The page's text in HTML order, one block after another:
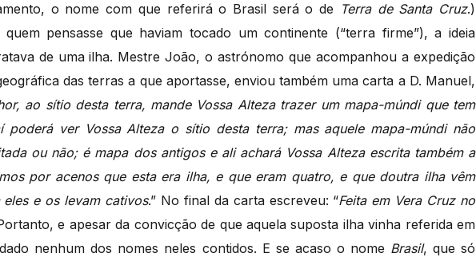
o nome com que referirá o Brasil será o de
Terra de Santa Cruz.)
pensasse que haviam tocado um continente (“terra firme”), a ideia
de uma ilha. Mestre João, o astrónomo que acompanhou a expedição
das terras a que aportasse, enviou também uma carta a D. Manuel,
ao sítio desta terra, mande Vossa Alteza trazer um mapa-múndi que tem
poderá ver Vossa Alteza o sítio desta terra; mas aquele mapa-múndi não
ou não; é mapa dos antigos e ali achará Vossa Alteza escrita também a
por acenos que esta era ilha, e que eram quatro, e que doutra ilha vêm
e os levam cativos.” No final da carta escreveu: “Feita em Vera Cruz no
e apesar da convicção de que aquela suposta ilha vinha referida em
nenhum dos nomes neles contidos. E se acaso o nome Brasil, que só